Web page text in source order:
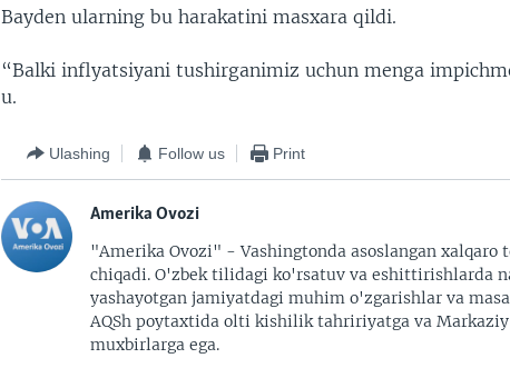
Bayden ularning bu harakatini masxara qildi.
“Balki inflyatsiyani tushirganimiz uchun menga
u.
Ulashing Follow us Print
Amerika Ovozi
"Amerika Ovozi" - Vashingtonda asoslangan xalqaro
chiqadi. O'zbek tilidagi ko'rsatuv va eshittirishlarda
yashayotgan jamiyatdagi muhim o'zgarishlar va
AQSh poytaxtida olti kishilik tahririyatga va
muxbirlarga ega.